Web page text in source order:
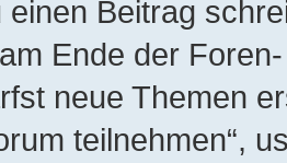
einen Beitrag
Ende der
neue Themen
teilnehmen“,